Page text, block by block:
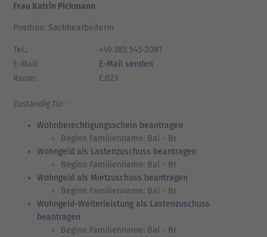
Frau Katrin Pickmann
Position: Sachbearbeiterin
Tel.:
+49 385 545-2081
E-Mail:
E-Mail senden
Raum:
E.023
Zuständig für :
Wohnberechtigungsschein beantragen
Beginn Familienname: Bal - Br
Wohngeld als Lastenzuschuss beantragen
Beginn Familienname: Bal - Br
Wohngeld als Mietzuschuss beantragen
Beginn Familienname: Bal - Br
Wohngeld-Weiterleistung als Lastenzuschuss
beantragen
Beginn Familienname: Bal - Br